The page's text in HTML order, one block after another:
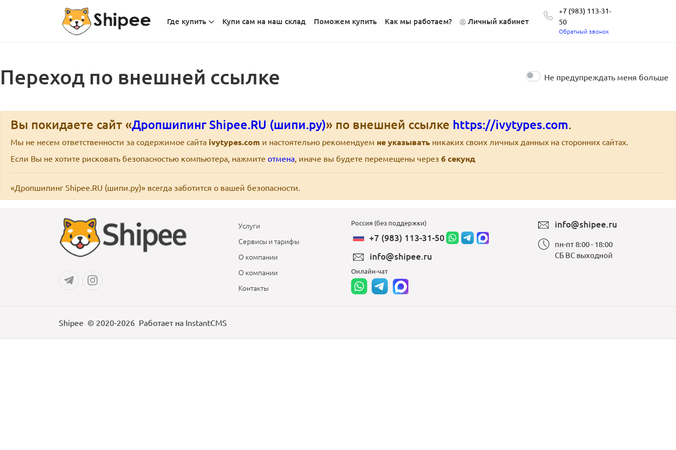
Где купить Купи сам на наш склад Поможем купить Как мы работаем? Личный кабинет
+7 (983) 113-31-
50
Обратный звонок
Переход по внешней ссылке Не предупреждать меня больше
Вы покидаете сайт «Дропшипинг Shipee.RU (шипи.ру)» по внешней ссылке https://ivytypes.com.
Мы не несем ответственности за содержимое сайта ivytypes.com и настоятельно рекомендуем не указывать никаких своих личных данных на сторонних сайтах.
Если Вы не хотите рисковать безопасностью компьютера, нажмите отмена, иначе вы будете перемещены через 6секунд
«Дропшипинг Shipee.RU (шипи.ру)» всегда заботится о вашей безопасности.
Услуги
Сервисы и тарифы
О компании
О компании
Контакты
Россия (без поддержки)
+7 (983) 113-31-50
info@shipee.ru
Онлайн-чат
info@shipee.ru
пн-пт 8:00 - 18:00
СБ ВС выходной
Shipee © 2020-2026 Работает на InstantCMS